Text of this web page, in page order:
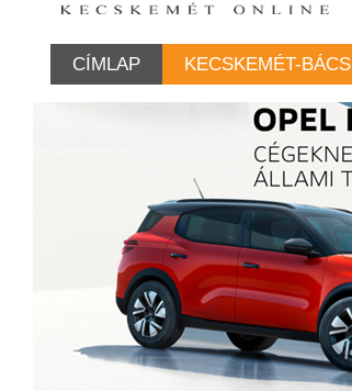
CÍMLAP KECSKEMÉT-BÁCS